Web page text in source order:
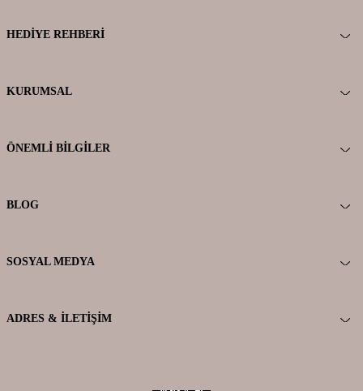
HEDIYE REHBERI
KURUMSAL
ÖNEMLI BILGILER
BLOG
SOSYAL MEDYA
ADRES & İLETIŞIM